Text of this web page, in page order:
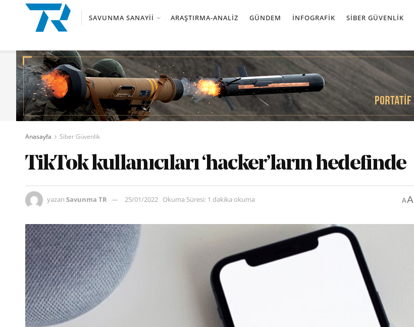
SAVUNMA SANAYII ARAŞTIRMA-ANALIZ GÜNDEM İNFOGRAFIK SIBER GÜVENLIK
Anasayfa Siber Güvenlik
TikTok kullanıcıları ‘hacker’ların hedefinde
yazan Savunma TR 25/01/2022 Okuma Süresi: 1 dakika okuma AA